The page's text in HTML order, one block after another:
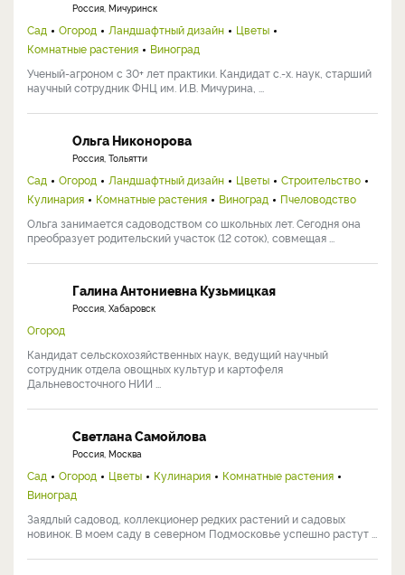
Россия, Мичуринск
Сад Огород Ландшафтный дизайн
Цветы
Комнатные растения
Виноград
Ученый-агроном с 30+ лет практики. Кандидат с.-х. наук, старший
научный сотрудник ФНЦ им. И.В. Мичурина, ...
Ольга Никонорова
Россия, Тольятти
Сад Огород Ландшафтный дизайн Цветы
Строительство
Кулинария
Комнатные растения Виноград
Пчеловодство
Ольга занимается садоводством со школьных лет. Сегодня она
преобразует родительский участок (12 соток), совмещая ...
Галина Антониевна Кузьмицкая
Россия, Хабаровск
Огород
Кандидат сельскохозяйственных наук, ведущий научный
сотрудник отдела овощных культур и картофеля
Дальневосточного НИИ ...
Светлана Самойлова
Россия, Москва
Сад Огород Цветы Кулинария
Комнатные растения
Виноград
Заядлый садовод, коллекционер редких растений и садовых
новинок. В моем саду в северном Подмосковье успешно растут ...